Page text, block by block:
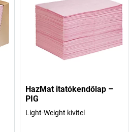
HazMat itatókendőlap –
PIG
Light-Weight kivitel